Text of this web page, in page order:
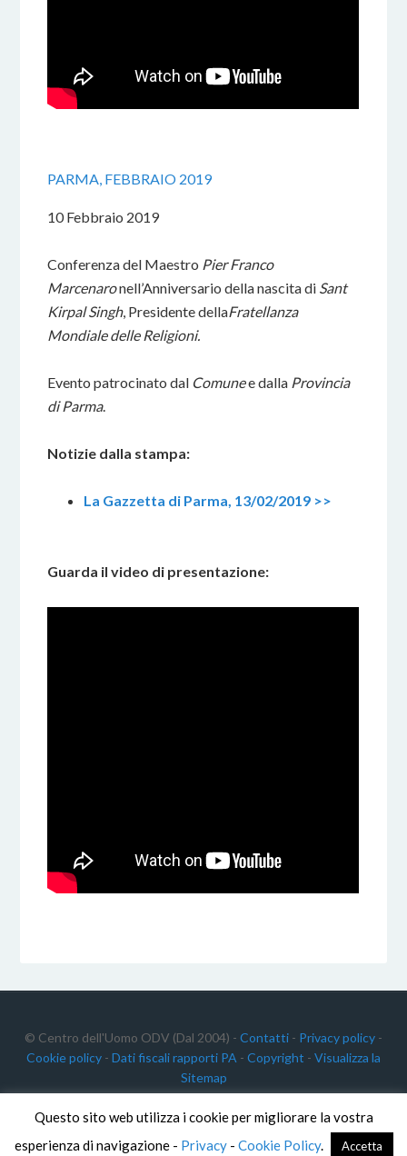
PARMA, FEBBRAIO 2019
10 Febbraio 2019
Conferenza del Maestro Pier Franco
Marcenaronell’Anniversario della nascita di Sant
Kirpal Singh, Presidente dellaFratellanza
Mondiale delle Religioni.
Evento patrocinato dal Comunee dalla Provincia
di Parma.
Notizie dalla stampa:
La Gazzetta di Parma, 13/02/2019 >>
Guarda il video di presentazione:
© Centro dell'Uomo ODV (Dal 2004) - Contatti - Privacy policy -
Cookie policy - Dati fiscali rapporti PA - Copyright - Visualizza la
Sitemap
Centro dell'Uomo ODV
C.F.: 91012340468
Questo sito web utilizza i cookie per migliorare la vostra
esperienza di navigazione - Privacy- Cookie Policy. Accetta